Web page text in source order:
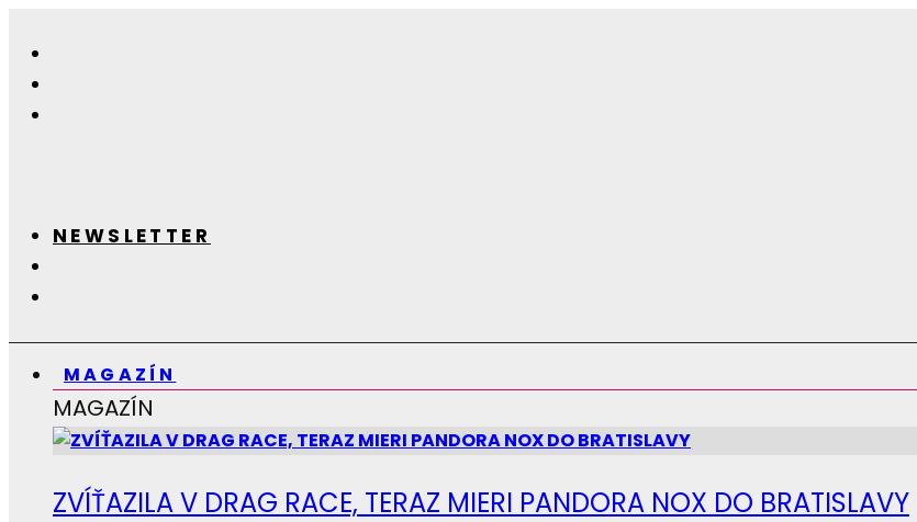
NEWSLETTER
MAGAZÍN
MAGAZÍN
ZVÍŤAZILA V DRAG RACE, TERAZ MIERI PANDORA NOX DO BRATISLAVY